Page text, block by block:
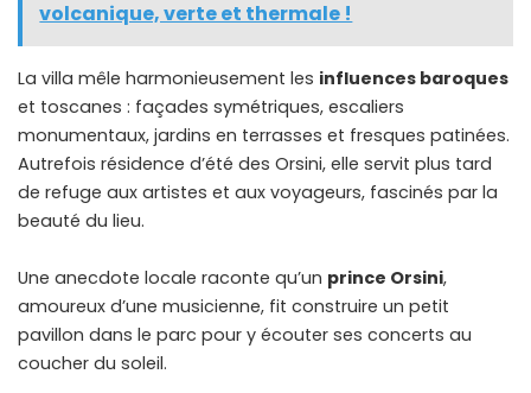
volcanique, verte et thermale !
La villa mêle harmonieusement les influences baroques
et toscanes : façades symétriques, escaliers
monumentaux, jardins en terrasses et fresques patinées.
Autrefois résidence d’été des Orsini, elle servit plus tard
de refuge aux artistes et aux voyageurs, fascinés par la
beauté du lieu.
Une anecdote locale raconte qu’un prince Orsini,
amoureux d’une musicienne, fit construire un petit
pavillon dans le parc pour y écouter ses concerts au
coucher du soleil.